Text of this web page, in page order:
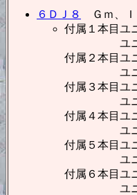
６ＤＪ８
Ｇｍ、Ｉ
付属１本目ユ
ユニット
付属２本目
ユニット
付属３本目
ユニット
付属４本目
ユニット
付属５本目ユ
ユニット
付属６本目
ユニット